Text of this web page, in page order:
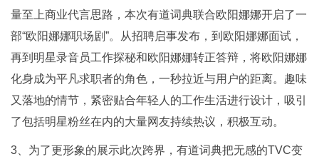
量至上商业代言思路，本次有道词典联合欧阳娜娜开启了一
部“欧阳娜娜职场剧”。从招聘启事发布，到欧阳娜娜面试，
再到明星录音员工作探秘和欧阳娜娜转正答辩，将欧阳娜娜
化身成为平凡求职者的角色，一秒拉近与用户的距离。趣味
又落地的情节，紧密贴合年轻人的工作生活进行设计，吸引
了包括明星粉丝在内的大量网友持续热议，积极互动。
3、为了更形象的展示此次跨界，有道词典把无感的TVC变